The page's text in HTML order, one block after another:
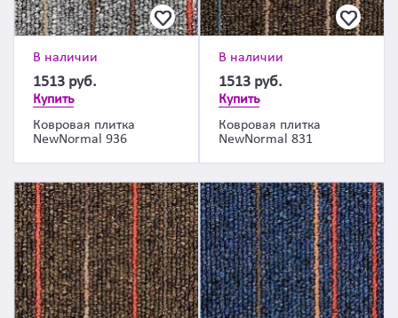
В наличии
1513 руб.
Купить
Ковровая плитка
NewNormal 936
В наличии
1513 руб.
Купить
Ковровая плитка
NewNormal 831